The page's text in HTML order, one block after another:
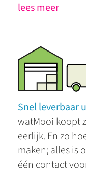
lees meer
Snel leverbaar
watMooi koopt
eerlijk. En zo
maken; alles is
één contact